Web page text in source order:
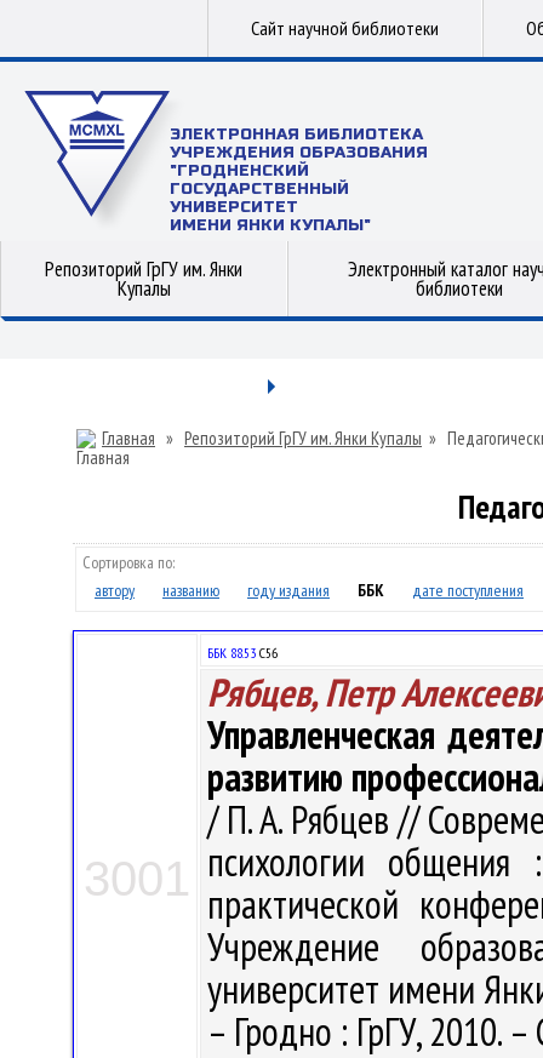
Сайт научной библиотеки
ЭЛЕКТРОННАЯ БИБЛИОТЕКА
УЧРЕЖДЕНИЯ ОБРАЗОВАНИЯ
"ГРОДНЕНСКИЙ
ГОСУДАРСТВЕННЫЙ
УНИВЕРСИТЕТ
ИМЕНИ ЯНКИ КУПАЛЫ"
Репозиторий ГрГУ им. Янки
Купалы
Электронный каталог
библиотеки
Главная » Репозиторий ГрГУ им. Янки Купалы »
Сортировка по:
автору
названию году издания ББК дате поступления
3001
ББК 88.53 С56
Рябцев, Петр
Управленческая
развитию
/ П. А. Рябцев //
психологии
практической
Учреждение
университет имени
– Гродно : ГрГУ, 2010.